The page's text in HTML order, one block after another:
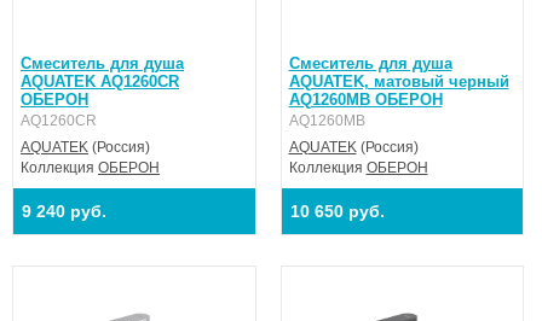
Смеситель для душа
AQUATEK AQ1260CR
ОБЕРОН
AQ1260CR
AQUATEK (Россия)
Коллекция ОБЕРОН
9 240 руб.
Смеситель для душа
AQUATEK, матовый черный
AQ1260MB ОБЕРОН
AQ1260MB
AQUATEK(Россия)
Коллекция ОБЕРОН
10 650 руб.